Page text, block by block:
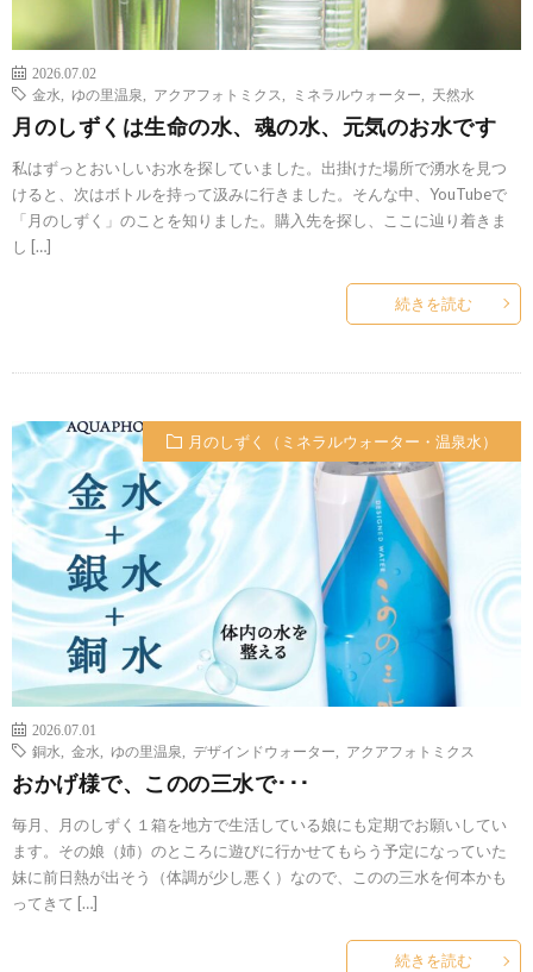
2026.07.02
金水
ゆの里温泉 アクアフォトミクス ミネラルウォーター 天然水
月のしずくは生命の水、魂の水、元気のお水です
私はずっとおいしいお水を探していました。出掛けた場所で湧水を見つ
けると、次はボトルを持って汲みに行きました。そんな中、YouTubeで
「月のしずく」のことを知りました。購入先を探し、ここに辿り着きま
し […]
続きを読む
月のしずく（ミネラルウォーター・温泉水）
2026.07.01
銅水
金水 ゆの里温泉 デザインドウォーター アクアフォトミクス
おかげ様で、このの三水で･･･
毎月、月のしずく１箱を地方で生活している娘にも定期でお願いしてい
ます。その娘（姉）のところに遊びに行かせてもらう予定になっていた
妹に前日熱が出そう（体調が少し悪く）なので、このの三水を何本かも
ってきて […]
続きを読む